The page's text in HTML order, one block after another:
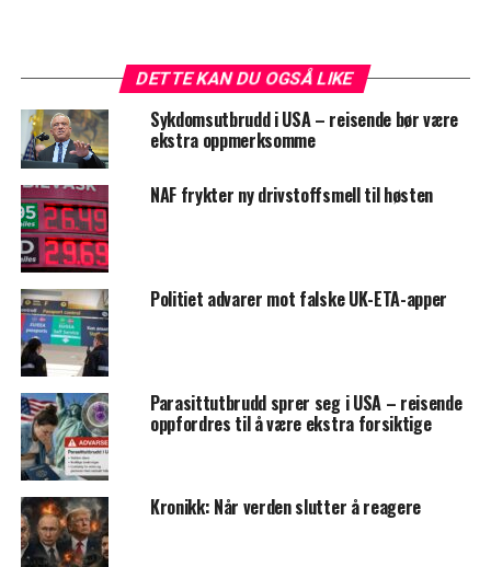
DETTE KAN DU OGSÅ LIKE
Sykdomsutbrudd i USA – reisende bør være
ekstra oppmerksomme
NAF frykter ny drivstoffsmell til høsten
Politiet advarer mot falske UK-ETA-apper
Parasittutbrudd sprer seg i USA – reisende
oppfordres til å være ekstra forsiktige
Kronikk: Når verden slutter å reagere